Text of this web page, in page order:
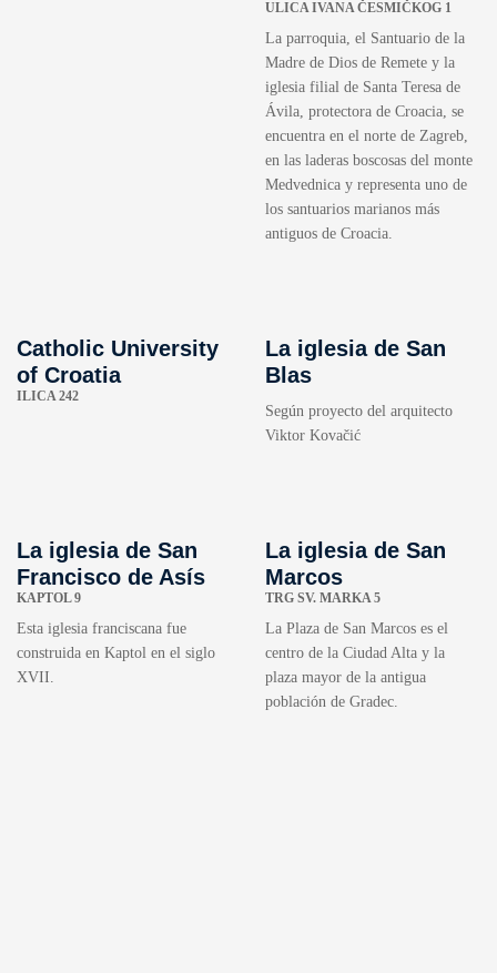
ULICA IVANA ČESMIČKOG 1
La parroquia, el Santuario de la
Madre de Dios de Remete y la
iglesia filial de Santa Teresa de
Ávila, protectora de Croacia, se
encuentra en el norte de Zagreb,
en las laderas boscosas del monte
Medvednica y representa uno de
los santuarios marianos más
antiguos de Croacia.
Catholic University
of Croatia
ILICA 242
La iglesia de San
Blas
Según proyecto del arquitecto
Viktor Kovačić
La iglesia de San
Francisco de Asís
KAPTOL 9
Esta iglesia franciscana fue
construida en Kaptol en el siglo
XVII.
La iglesia de San
Marcos
TRG SV. MARKA 5
La Plaza de San Marcos es el
centro de la Ciudad Alta y la
plaza mayor de la antigua
población de Gradec.